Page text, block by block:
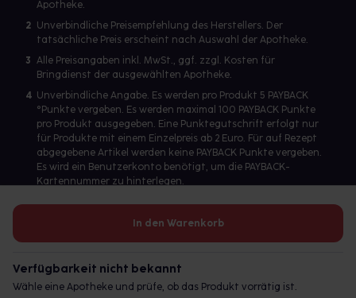
In den Warenkorb
Verfügbarkeit nicht bekannt
Wähle eine Apotheke und prüfe, ob das Produkt vorrätig ist.
Apotheke.
2 Unverbindliche Preisempfehlung des Herstellers. Der
tatsächliche Preis erscheint nach Auswahl der Apotheke.
3 Alle Preisangaben inkl. MwSt., ggf. zzgl. Kosten für
Bringdienst der ausgewählten Apotheke.
4 Unverbindliche Angabe. Es werden pro Produkt 5 PAYBACK
°Punkte vergeben. Es werden maximal 100 PAYBACK Punkte
pro Produkt ausgegeben. Eine Punktegutschrift erfolgt nur
für Produkte mit einem Einzelpreis ab 2 Euro. Für auf Rezept
abgegebene Artikel werden keine PAYBACK Punkte vergeben.
Es wird ein Benutzerkonto benötigt, um die PAYBACK-
Kartennummer zu hinterlegen.
Betreiber des Portals und verantwortlich: gesund.de GmbH &
© 2026 gesund.de GmbH & Co. KG